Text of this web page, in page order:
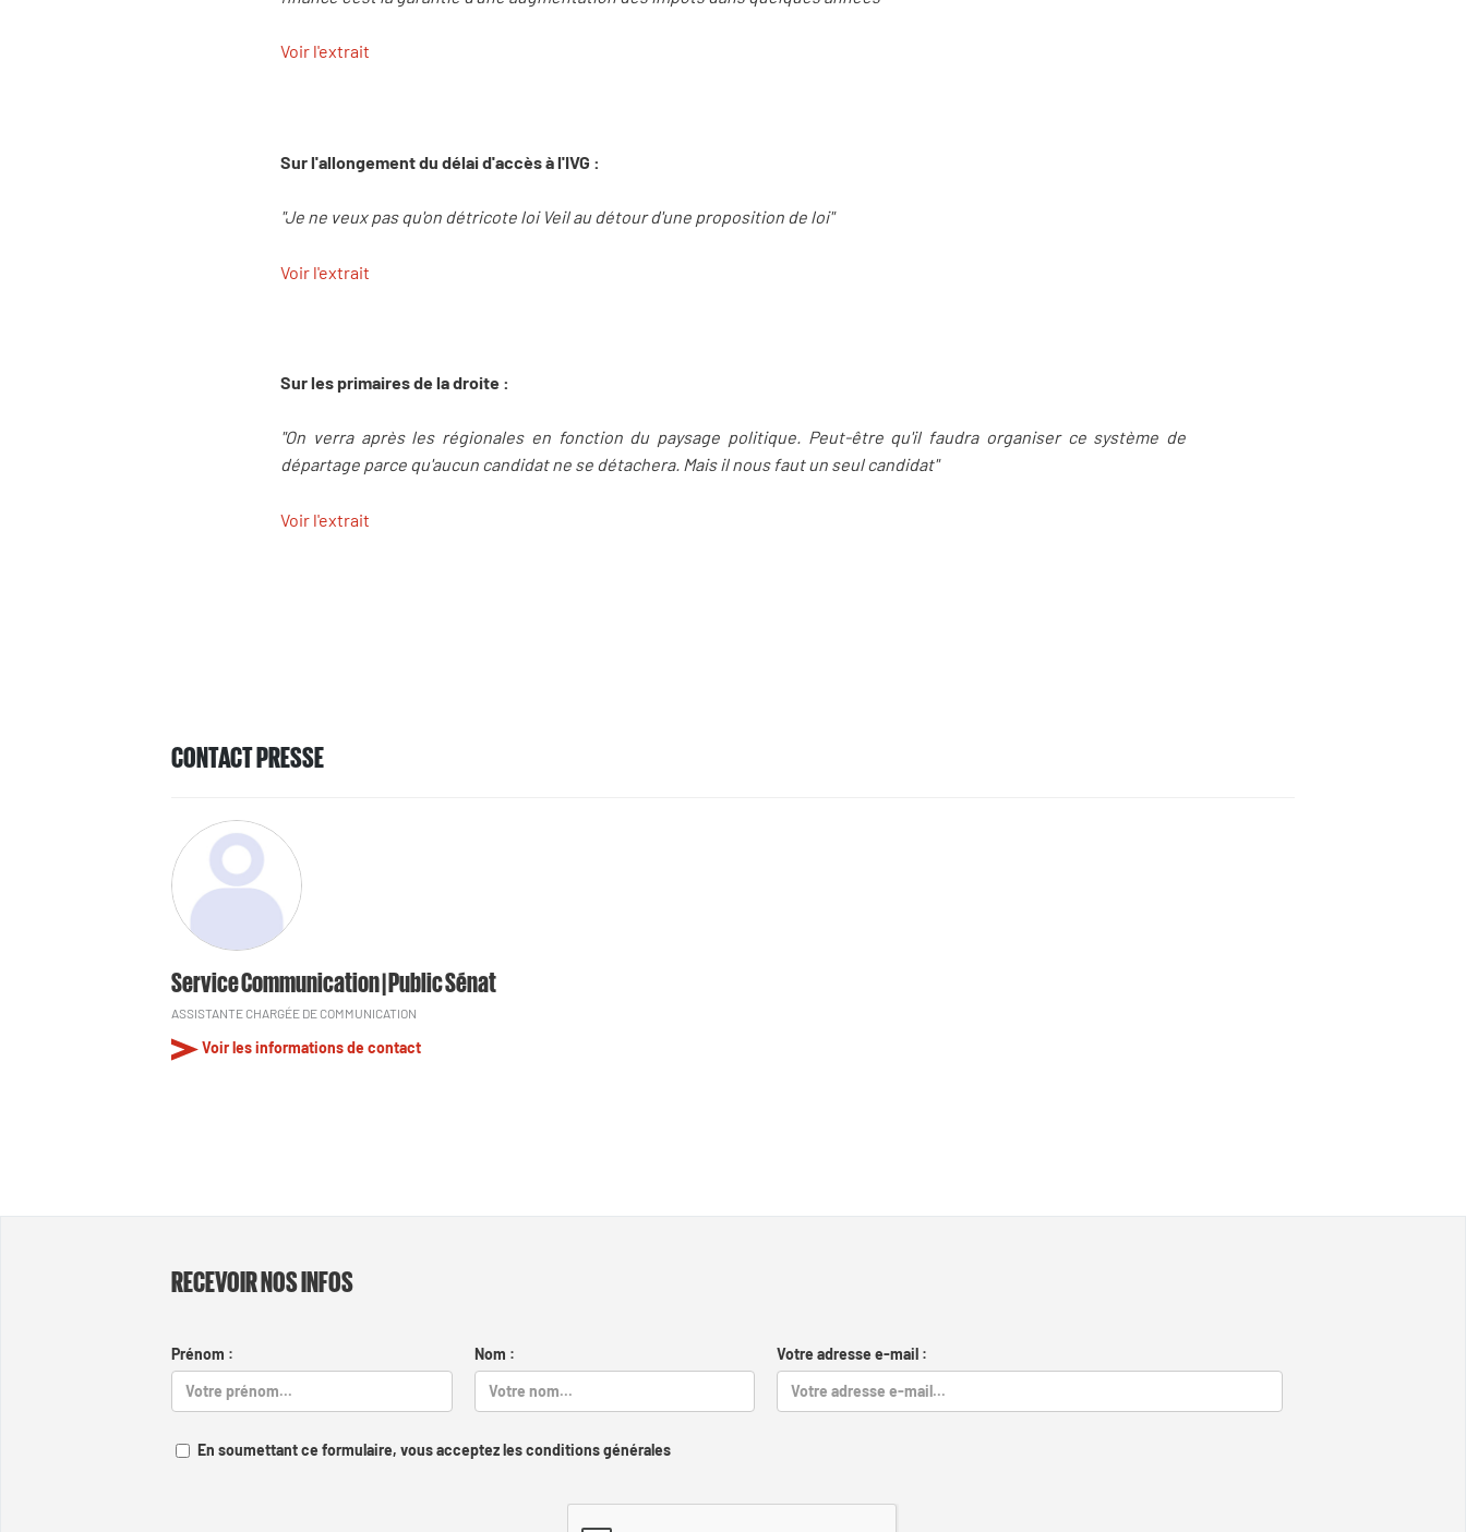
Voir l'extrait
Sur l'allongement du délai d'accès à l'IVG :
"Je ne veux pas qu'on détricote loi Veil au détour d'une proposition de loi"
Voir l'extrait
Sur les primaires de la droite :
"On verra après les régionales en fonction du paysage politique. Peut-être qu'il faudra organiser ce système de
départage parce qu'aucun candidat ne se détachera. Mais il nous faut un seul candidat"
Voir l'extrait
CONTACT PRESSE
Service Communication | Public Sénat
ASSISTANTE CHARGÉE DE COMMUNICATION
Voir les informations de contact
RECEVOIR NOS INFOS
Prénom : Nom : Votre adresse e-mail :
En soumettant ce formulaire, vous acceptez les conditions générales